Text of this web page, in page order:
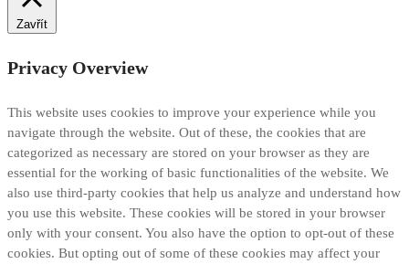
Zavřít
Privacy Overview
This website uses cookies to improve your experience while you
navigate through the website. Out of these, the cookies that are
categorized as necessary are stored on your browser as they are
essential for the working of basic functionalities of the website. We
also use third-party cookies that help us analyze and understand how
you use this website. These cookies will be stored in your browser
only with your consent. You also have the option to opt-out of these
cookies. But opting out of some of these cookies may affect your